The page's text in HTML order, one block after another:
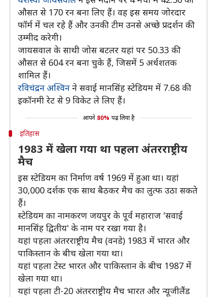
औसत से 170 रन बना लिए हैं। वह इस समय जोरदार
फॉर्म में चल रहे हैं और उनकी टीम उनसे अच्छे प्रदर्शन की
उम्मीद करेगी।
जायसवाल के साथी जोस बटलर यहां पर 50.33 की
औसत से 604 रन बना चुके हैं, जिसमें 5 अर्धशतक
शामिल हैं।
रविचंद्रन अश्विन ने सवाई मानसिंह स्टेडियम में 7.68 की
इकॉनमी रेट से 9 विकेट ले लिए हैं।
आपने 80% पढ़ लिया है
इतिहास
1983 में खेला गया था पहला अंतरराष्ट्रीय
मैच
इस स्टेडियम का निर्माण वर्ष 1969 में हुआ था। यहां
30,000 दर्शक एक साथ बैठकर मैच का लुत्फ उठा सकते
हैं।
स्टेडियम का नामकरण जयपुर के पूर्व महाराज 'सवाई
मानसिंह द्वितीय' के नाम पर रखा गया है।
यहां पहला अंतरराष्ट्रीय मैच (वनडे) 1983 में भारत और
पाकिस्तान के बीच खेला गया था।
यहां पहला टेस्ट भारत और पाकिस्तान के बीच 1987 में
खेला गया था।
यहां पहला टी-20 अंतरराष्ट्रीय मैच भारत और न्यूजीलैंड